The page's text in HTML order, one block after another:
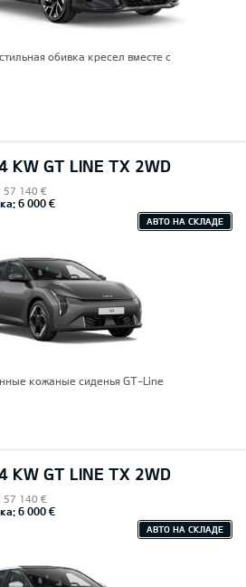
обивка кресел вместе с
KW GT LINE TX 2WD
57 140 €
6 000 €
АВТО НА СКЛАДЕ
кожаные сиденья GT-Line
KW GT LINE TX 2WD
57 140 €
6 000 €
АВТО НА СКЛАДЕ